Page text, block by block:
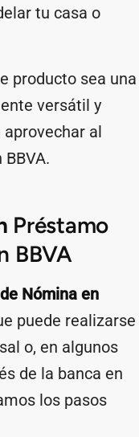
tu casa o
producto sea una
versátil y
al
Préstamo
BBVA
Nómina en
puede realizarse
o, en algunos
de la banca en
los pasos